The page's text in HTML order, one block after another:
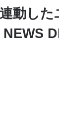
動した
NEWS